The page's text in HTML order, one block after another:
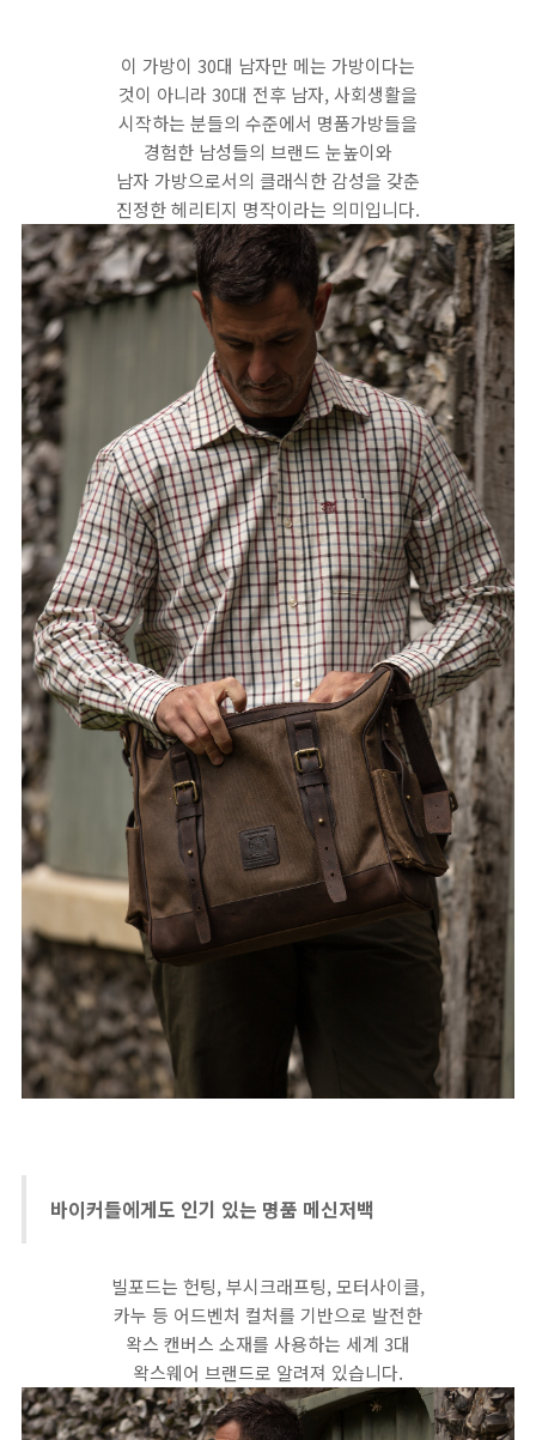
이 가방이 30대 남자만 메는 가방이다는
것이 아니라 30대 전후 남자, 사회생활을
시작하는 분들의 수준에서 명품가방들을
경험한 남성들의 브랜드 눈높이와
남자 가방으로서의 클래식한 감성을 갖춘
진정한 헤리티지 명작이라는 의미입니다.
바이커들에게도 인기 있는 명품 메신저백
빌포드는 헌팅, 부시크래프팅, 모터사이클,
카누 등 어드벤처 컬처를 기반으로 발전한
왁스 캔버스 소재를 사용하는 세계 3대
왁스웨어 브랜드로 알려져 있습니다.